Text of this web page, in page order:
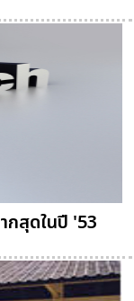
กสุดในปี '53